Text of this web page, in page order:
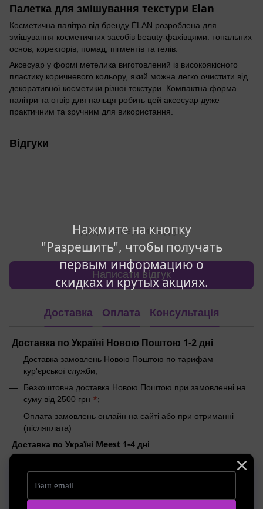
Нажмите на кнопку
"Разрешить", чтобы получать
первым информацию о
скидках и крутых акциях.
Палетка для змішування текстури Elan
Косметична палітра від бренду ÉLAN розроблена для
змішування косметичних засобів beauty-фахівцями: тональних
основ, коректорів, помад, пігментів та гелів.
Аксесуар у формі метелика виготовлений із високоякісного
пластику коричневого кольору, який можна легко очистити від
декоративної косметики різної текстури. Компактна форма
палітри та отвір для пальця робить цей аксесуар дуже
практичним та зручним для використання.
Відгуки
Додайте перший відгук
Написати відгук
Доставка Оплата Консультація
Доставка по Україні Новою Поштою 1-2 дні
Доставка замовлень Новою Поштою по тарифам
кур'єрської служби;
Безкоштовна доставка Новою Поштою при замовленні на
суму від 2500 грн *;
Оплата замовлень онлайн на сайті або при отриманні
(післяплата)
Доставка по Україні Meest 1-4 дні
Доставка замовлень Meest по тарифам кур'єрської служби;
2000 грн*;